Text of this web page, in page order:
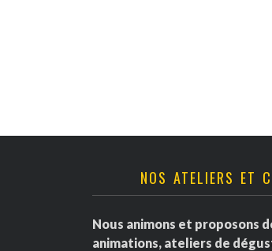
NOS ATELIERS ET
Nous animons et proposons
animations, ateliers de